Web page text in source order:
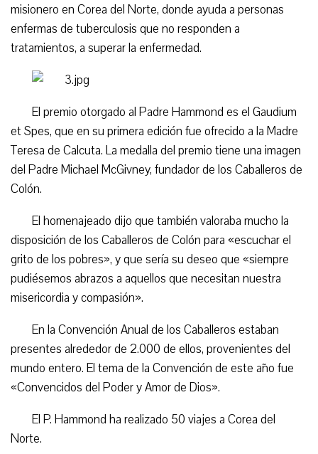
misionero en Corea del Norte, donde ayuda a personas
enfermas de tuberculosis que no responden a
tratamientos, a superar la enfermedad.
El premio otorgado al Padre Hammond es el Gaudium
et Spes, que en su primera edición fue ofrecido a la Madre
Teresa de Calcuta. La medalla del premio tiene una imagen
del Padre Michael McGivney, fundador de los Caballeros de
Colón.
El homenajeado dijo que también valoraba mucho la
disposición de los Caballeros de Colón para «escuchar el
grito de los pobres», y que sería su deseo que «siempre
pudiésemos abrazos a aquellos que necesitan nuestra
misericordia y compasión».
En la Convención Anual de los Caballeros estaban
presentes alrededor de 2.000 de ellos, provenientes del
mundo entero. El tema de la Convención de este año fue
«Convencidos del Poder y Amor de Dios».
El P. Hammond ha realizado 50 viajes a Corea del
Norte.